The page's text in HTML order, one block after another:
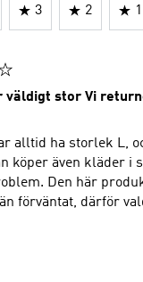
3 2 1
väldigt stor Vi
alltid ha storlek L,
köper även kläder i
Den här
förväntat, därför